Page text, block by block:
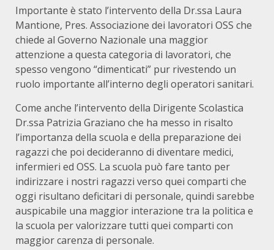
Importante è stato l’intervento della Dr.ssa Laura
Mantione, Pres. Associazione dei lavoratori OSS che
chiede al Governo Nazionale una maggior
attenzione a questa categoria di lavoratori, che
spesso vengono “dimenticati” pur rivestendo un
ruolo importante all’interno degli operatori sanitari.
Come anche l’intervento della Dirigente Scolastica
Dr.ssa Patrizia Graziano che ha messo in risalto
l’importanza della scuola e della preparazione dei
ragazzi che poi decideranno di diventare medici,
infermieri ed OSS. La scuola può fare tanto per
indirizzare i nostri ragazzi verso quei comparti che
oggi risultano deficitari di personale, quindi sarebbe
auspicabile una maggior interazione tra la politica e
la scuola per valorizzare tutti quei comparti con
maggior carenza di personale.